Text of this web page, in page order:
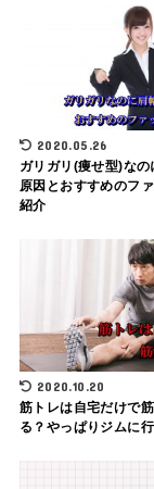
2020.05.26
ガリガリ(痩せ型)なの
原因とおすすめのフ
紹介
2020.10.20
筋トレは自宅だけで
る？やっぱりジムに